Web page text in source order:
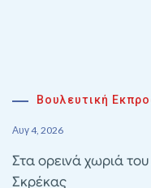
Βουλευτική
Αυγ 4, 2026
Στα ορεινά χωριά
Σκρέκας